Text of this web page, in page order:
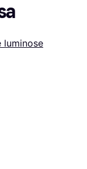
luminose